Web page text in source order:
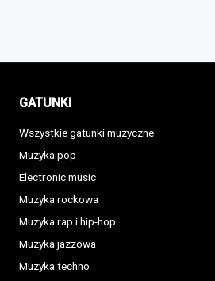
GATUNKI
Wszystkie gatunki muzyczne
Muzyka pop
Electronic music
Muzyka rockowa
Muzyka rap i hip-hop
Muzyka jazzowa
Muzyka techno